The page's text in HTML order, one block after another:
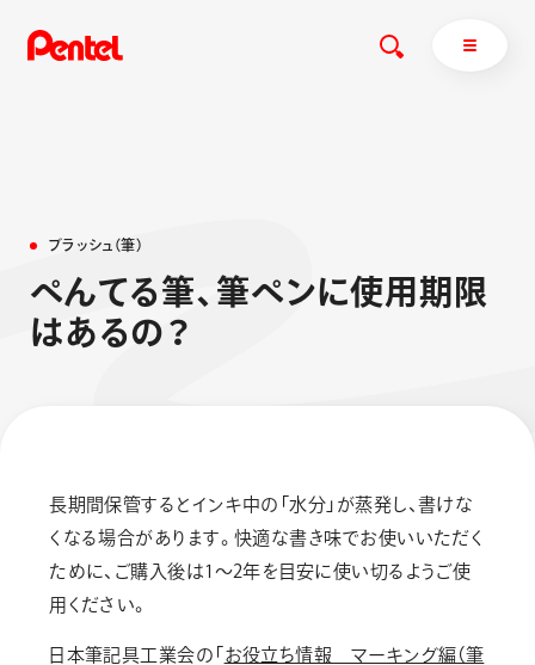
商品を探すトップ
ボールペン
ペン
ブラッシュ（筆）
画材
その他
ぺんてるについて
運営会社
ブラ ッシュ （筆）
ぺんてる筆、 筆ペンに使用 期 限
はあるの ？
長期間保管するとインキ中の「水分」が蒸発し、書けな
くなる場合があります。快適な書き味でお使いいただく
ために、ご購入後は1～2年を目安に使い切るようご使
用ください。
日本筆記具工業会の「 お役立ち情報 マーキング編（筆